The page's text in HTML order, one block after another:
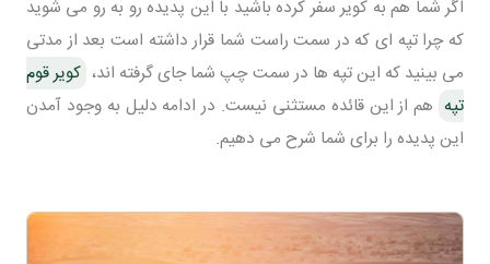
اگر شما هم به کویر سفر کرده باشید با این پدیده رو به رو می شوید
که چرا تپه ای که در سمت راست شما قرار داشته است بعد از مدتی
می بینید که این تپه ها در سمت چپ شما جای گرفته اند، کویر قوم
تپه هم از این قائده مستثنی نیست. در ادامه دلیل به وجود آمدن
این پدیده را برای شما شرح می دهیم.